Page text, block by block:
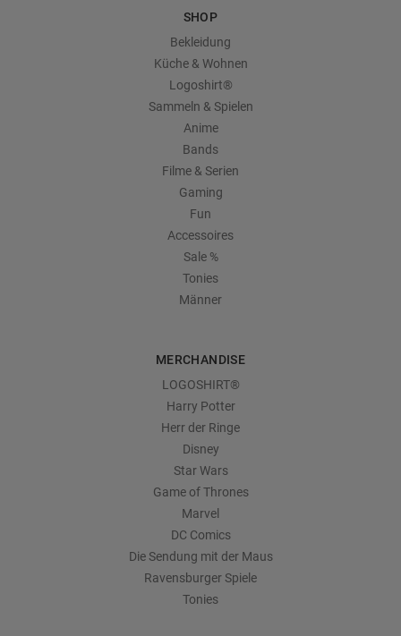
SHOP
Bekleidung
Küche & Wohnen
Logoshirt®
Sammeln & Spielen
Anime
Bands
Filme & Serien
Gaming
Fun
Accessoires
Sale %
Tonies
Männer
MERCHANDISE
LOGOSHIRT®
Harry Potter
Herr der Ringe
Disney
Star Wars
Game of Thrones
Marvel
DC Comics
Die Sendung mit der Maus
Ravensburger Spiele
Tonies